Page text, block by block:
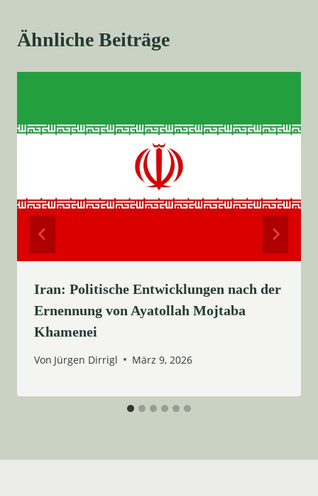
Ähnliche Beiträge
Iran: Politische Entwicklungen nach der
Ernennung von Ayatollah Mojtaba
Khamenei
Von Jürgen Dirrigl März 9, 2026